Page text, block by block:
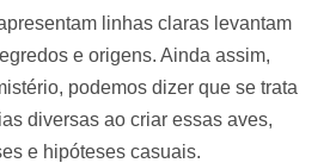
linhas claras levantam
e origens. Ainda assim,
podemos dizer que se trata
diversas ao criar essas aves,
e hipóteses casuais.